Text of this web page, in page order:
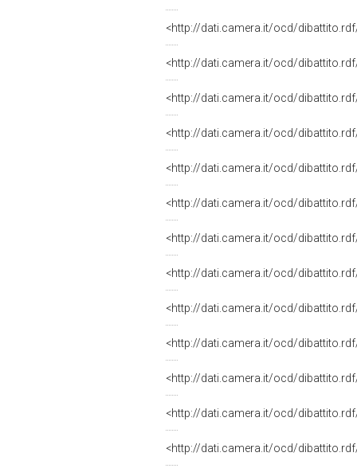
<http://dati.camera.it/ocd/
<http://dati.camera.it/ocd/
<http://dati.camera.it/ocd/
<http://dati.camera.it/ocd/
<http://dati.camera.it/ocd/
<http://dati.camera.it/ocd/
<http://dati.camera.it/ocd/
<http://dati.camera.it/ocd/
<http://dati.camera.it/ocd/
<http://dati.camera.it/ocd/
<http://dati.camera.it/ocd/
<http://dati.camera.it/ocd/
<http://dati.camera.it/ocd/